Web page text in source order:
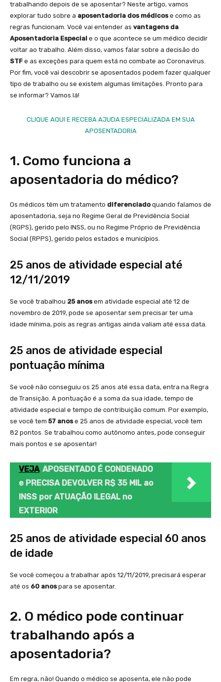
trabalhando depois de se aposentar? Neste artigo, vamos
explorar tudo sobre a aposentadoria dos médicose como as
regras funcionam. Você vai entender as vantagens da
Aposentadoria Especial e o que acontece se um médico decidir
voltar ao trabalho. Além disso, vamos falar sobre a decisão do
STF e as exceções para quem está no combate ao Coronavírus.
Por fim, você vai descobrir se aposentados podem fazer qualquer
tipo de trabalho ou se existem algumas limitações. Pronto para
se informar? Vamos lá!
CLIQUE AQUI E RECEBA AJUDA ESPECIALIZADA EM SUA
APOSENTADORIA
1. Como funciona a
aposentadoria do médico?
Os médicos têm um tratamento diferenciadoquando falamos de
aposentadoria, seja no Regime Geral de Previdência Social
(RGPS), gerido pelo INSS, ou no Regime Próprio de Previdência
Social (RPPS), gerido pelos estados e municípios.
25 anos de atividade especial até
12/11/2019
Se você trabalhou 25 anosem atividade especial até 12 de
novembro de 2019, pode se aposentar sem precisar ter uma
idade mínima, pois as regras antigas ainda valiam até essa data.
25 anos de atividade especial
pontuação mínima
Se você não conseguiu os 25 anos até essa data, entra na Regra
de Transição. A pontuação é a soma da sua idade, tempo de
atividade especial e tempo de contribuição comum. Por exemplo,
se você tem 57 anose 25 anos de atividade especial, você tem
82 pontos. Se trabalhou como autônomo antes, pode conseguir
mais pontos e se aposentar!
VEJA APOSENTADO É CONDENADO
e PRECISA DEVOLVER R$ 35 MIL ao
INSS por ATUAÇÃO ILEGAL no
EXTERIOR
25 anos de atividade especial 60 anos
de idade
Se você começou a trabalhar após 12/11/2019, precisará esperar
até os 60 anospara se aposentar.
2. O médico pode continuar
trabalhando após a
aposentadoria?
Em regra, não! Quando o médico se aposenta, ele não pode